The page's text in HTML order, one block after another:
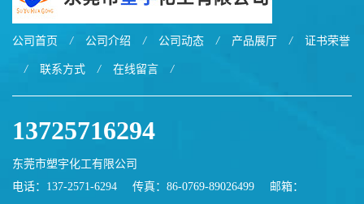
公司首页 / 公司介绍 / 公司动态 / 产品展厅 / 证书荣誉
/ 联系方式 / 在线留言 /
13725716294
东莞市塑宇化工有限公司
电话：137-2571-6294
传真：86-0769-89026499
邮箱：